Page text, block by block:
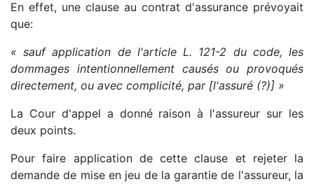
En effet, une clause au contrat d'assurance prévoyait
que:
« sauf application de l'article L. 121-2 du code, les
dommages intentionnellement causés ou provoqués
directement, ou avec complicité, par [l'assuré (?)] »
La Cour d'appel a donné raison à l'assureur sur les
deux points.
Pour faire application de cette clause et rejeter la
demande de mise en jeu de la garantie de l'assureur, la